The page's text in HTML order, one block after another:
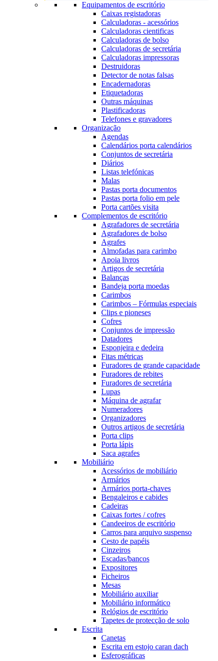
Equipamentos de escritório
Caixas registadoras
Calculadoras - acessórios
Calculadoras cientificas
Calculadoras de bolso
Calculadoras de secretária
Calculadoras impressoras
Destruidoras
Detector de notas falsas
Encadernadoras
Etiquetadoras
Outras máquinas
Plastificadoras
Telefones e gravadores
Organização
Agendas
Calendários porta calendários
Conjuntos de secretária
Diários
Listas telefónicas
Malas
Pastas porta documentos
Pastas porta folio em pele
Porta cartões visita
Complementos de escritório
Agrafadores de secretária
Agrafadores de bolso
Agrafes
Almofadas para carimbo
Apoia livros
Artigos de secretária
Balanças
Bandeja porta moedas
Carimbos
Carimbos – Fórmulas especiais
Clips e pioneses
Cofres
Conjuntos de impressão
Datadores
Esponjeira e dedeira
Fitas métricas
Furadores de grande capacidade
Furadores de rebites
Furadores de secretária
Lupas
Máquina de agrafar
Numeradores
Organizadores
Outros artigos de secretária
Porta clips
Porta lápis
Saca agrafes
Mobiliário
Acessórios de mobiliário
Armários
Armários porta-chaves
Bengaleiros e cabides
Cadeiras
Caixas fortes / cofres
Candeeiros de escritório
Carros para arquivo suspenso
Cesto de papéis
Cinzeiros
Escadas/bancos
Expositores
Ficheiros
Mesas
Mobiliário auxiliar
Mobiliário informático
Relógios de escritório
Tapetes de protecção de solo
Escrita
Canetas
Escrita em estojo caran dach
Esferográficas